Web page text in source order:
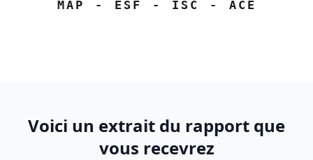
MAP - ESF - ISC - ACE
Voici un extrait du rapport que
vous recevrez